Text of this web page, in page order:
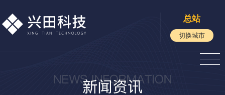
总站
切换城市